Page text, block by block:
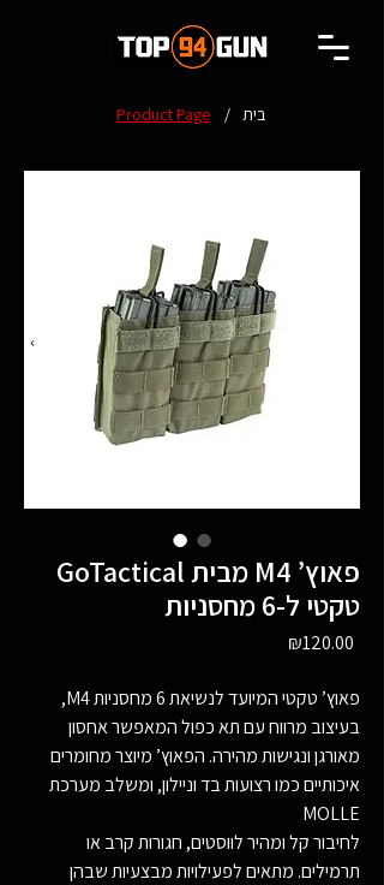
בית /
Product Page
GoTactical מבית M4 פאוץ’
טקטי ל-6 מחסניות
₪120.00
פאוץ’ טקטי המיועד לנשיאת 6 מחסניות M4,
בעיצוב מרווח עם תא כפול המאפשר אחסון
מאורגן ונגישות מהירה. הפאוץ’ מיוצר מחומרים
איכותיים כמו רצועות בד וניילון, ומשלב מערכת
MOLLE
לחיבור קל ומהיר לווסטים, חגורות קרב או
תרמילים. מתאים לפעילויות מבצעיות שבהן